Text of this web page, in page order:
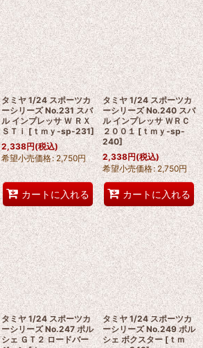
タミヤ 1/24 スポーツカ
ーシリーズ No.231 スバ
ル インプレッサ Ｗ ＲＸ
ＳＴｉ [ｔｍｙ-sp-231]
2,338円(税込)
希望小売価格: 2,750円
カートに入れる
タミヤ 1/24 スポーツカ
ーシリーズ No.240 スバ
ル インプレッサ ＷＲＣ
２００１ [ｔｍｙ-sp-
240]
2,338円(税込)
希望小売価格: 2,750円
カートに入れる
タミヤ 1/24 スポーツカ
ーシリーズ No.247 ポル
シェ ＧＴ２ ロードバー
タミヤ 1/24 スポーツカ
ーシリーズ No.249 ポル
シェ ボクスター [ｔｍ